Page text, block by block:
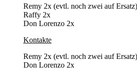
Remy 2x (evtl. noch zwei auf Ersatz)
Raffy 2x
Don Lorenzo 2x
Kontakte
Remy 2x (evtl. noch zwei auf Ersatz)
Don Lorenzo 2x